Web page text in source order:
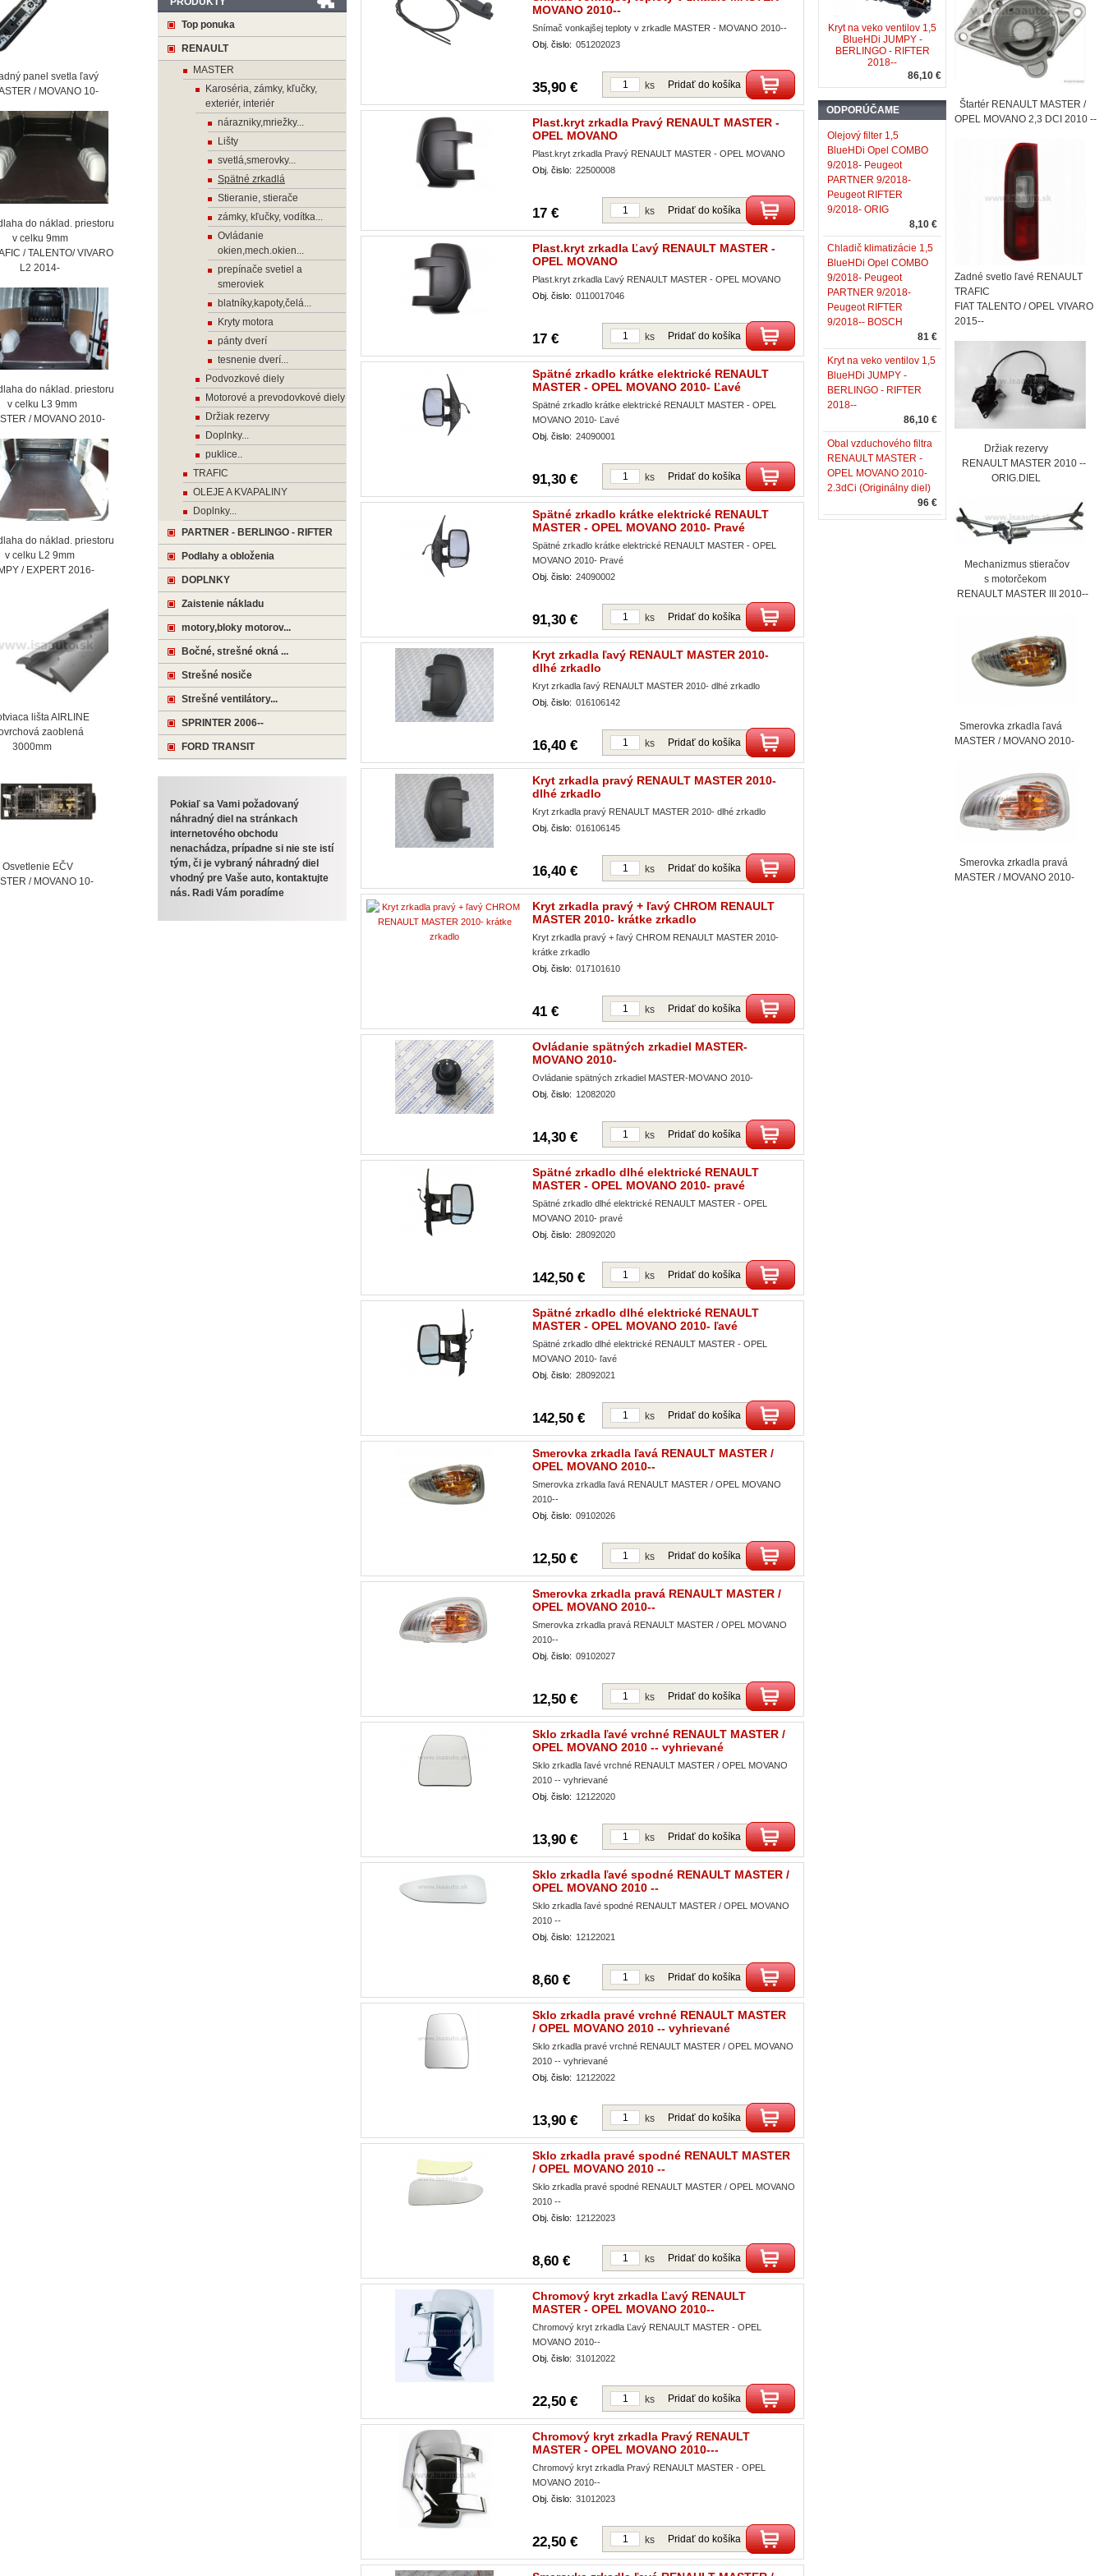
MOVANO 2010--
Snímač vonkajšej teploty v zrkadle MASTER - MOVANO 2010--
Obj. čislo: 051202023
35,90 € Pridať do košíka
ks
Plast.kryt zrkadla Pravý RENAULT MASTER -
OPEL MOVANO
Plast.kryt zrkadla Pravý RENAULT MASTER - OPEL MOVANO
Obj. čislo: 22500008
17 € Pridať do košíka
ks
Plast.kryt zrkadla Ľavý RENAULT MASTER -
OPEL MOVANO
Plast.kryt zrkadla Ľavý RENAULT MASTER - OPEL MOVANO
Obj. čislo: 0110017046
17 € Pridať do košíka
ks
Spätné zrkadlo krátke elektrické RENAULT
MASTER - OPEL MOVANO 2010- Ľavé
Spätné zrkadlo krátke elektrické RENAULT MASTER - OPEL
MOVANO 2010- Ľavé
Obj. čislo: 24090001
91,30 € Pridať do košíka
ks
Spätné zrkadlo krátke elektrické RENAULT
MASTER - OPEL MOVANO 2010- Pravé
Spätné zrkadlo krátke elektrické RENAULT MASTER - OPEL
MOVANO 2010- Pravé
Obj. čislo: 24090002
91,30 € Pridať do košíka
ks
Kryt zrkadla ľavý RENAULT MASTER 2010-
dlhé zrkadlo
Kryt zrkadla ľavý RENAULT MASTER 2010- dlhé zrkadlo
Obj. čislo: 016106142
16,40 € Pridať do košíka
ks
Kryt zrkadla pravý RENAULT MASTER 2010-
dlhé zrkadlo
Kryt zrkadla pravý RENAULT MASTER 2010- dlhé zrkadlo
Obj. čislo: 016106145
16,40 € Pridať do košíka
ks
Kryt zrkadla pravý + ľavý CHROM RENAULT
MASTER 2010- krátke zrkadlo
Kryt zrkadla pravý + ľavý CHROM RENAULT MASTER 2010-
krátke zrkadlo
Obj. čislo: 017101610
41 € Pridať do košíka
ks
Ovládanie spätných zrkadiel MASTER-
MOVANO 2010-
Ovládanie spätných zrkadiel MASTER-MOVANO 2010-
Obj. čislo: 12082020
14,30 € Pridať do košíka
ks
Spätné zrkadlo dlhé elektrické RENAULT
MASTER - OPEL MOVANO 2010- pravé
Spätné zrkadlo dlhé elektrické RENAULT MASTER - OPEL
MOVANO 2010- pravé
Obj. čislo: 28092020
142,50 € Pridať do košíka
ks
Spätné zrkadlo dlhé elektrické RENAULT
MASTER - OPEL MOVANO 2010- ľavé
Spätné zrkadlo dlhé elektrické RENAULT MASTER - OPEL
MOVANO 2010- ľavé
Obj. čislo: 28092021
142,50 € Pridať do košíka
ks
Smerovka zrkadla ľavá RENAULT MASTER /
OPEL MOVANO 2010--
Smerovka zrkadla ľavá RENAULT MASTER / OPEL MOVANO
2010--
Obj. čislo: 09102026
12,50 € Pridať do košíka
ks
Smerovka zrkadla pravá RENAULT MASTER /
OPEL MOVANO 2010--
Smerovka zrkadla pravá RENAULT MASTER / OPEL MOVANO
2010--
Obj. čislo: 09102027
12,50 € Pridať do košíka
ks
Sklo zrkadla ľavé vrchné RENAULT MASTER /
OPEL MOVANO 2010 -- vyhrievané
Sklo zrkadla ľavé vrchné RENAULT MASTER / OPEL MOVANO
2010 -- vyhrievané
Obj. čislo: 12122020
13,90 € Pridať do košíka
ks
Sklo zrkadla ľavé spodné RENAULT MASTER /
OPEL MOVANO 2010 --
Sklo zrkadla ľavé spodné RENAULT MASTER / OPEL MOVANO
2010 --
Obj. čislo: 12122021
8,60 € Pridať do košíka
ks
Sklo zrkadla pravé vrchné RENAULT MASTER
/ OPEL MOVANO 2010 -- vyhrievané
Sklo zrkadla pravé vrchné RENAULT MASTER / OPEL MOVANO
2010 -- vyhrievané
Obj. čislo: 12122022
13,90 € Pridať do košíka
ks
Sklo zrkadla pravé spodné RENAULT MASTER
/ OPEL MOVANO 2010 --
Sklo zrkadla pravé spodné RENAULT MASTER / OPEL MOVANO
2010 --
Obj. čislo: 12122023
8,60 € Pridať do košíka
ks
Chromový kryt zrkadla Ľavý RENAULT
MASTER - OPEL MOVANO 2010--
Chromový kryt zrkadla Ľavý RENAULT MASTER - OPEL
MOVANO 2010--
Obj. čislo: 31012022
22,50 € Pridať do košíka
ks
Chromový kryt zrkadla Pravý RENAULT
MASTER - OPEL MOVANO 2010---
Chromový kryt zrkadla Pravý RENAULT MASTER - OPEL
MOVANO 2010--
Obj. čislo: 31012023
22,50 € Pridať do košíka
ks
Kryt na veko ventilov 1,5
BlueHDi JUMPY -
BERLINGO - RIFTER
2018--
86,10 €
ODPORÚČAME
Olejový filter 1,5
BlueHDi Opel COMBO
9/2018- Peugeot
PARTNER 9/2018-
Peugeot RIFTER
9/2018- ORIG
8,10 €
Chladič klimatizácie 1,5
BlueHDi Opel COMBO
9/2018- Peugeot
PARTNER 9/2018-
Peugeot RIFTER
9/2018-- BOSCH
81 €
Kryt na veko ventilov 1,5
BlueHDi JUMPY -
BERLINGO - RIFTER
2018--
86,10 €
Obal vzduchového filtra
RENAULT MASTER -
OPEL MOVANO 2010-
2.3dCi (Originálny diel)
96 €
Top ponuka
RENAULT
MASTER
Karoséria, zámky, kľučky,
exteriér, interiér
nárazniky,mriežky...
Lišty
svetlá,smerovky...
Spätné zrkadlá
Stieranie, stierače
zámky, kľučky, vodítka...
Ovládanie
okien,mech.okien...
prepínače svetiel a
smeroviek
blatníky,kapoty,čelá...
Kryty motora
pánty dverí
tesnenie dverí...
Podvozkové diely
Motorové a prevodovkové diely
Držiak rezervy
Doplnky...
puklice..
TRAFIC
OLEJE A KVAPALINY
Doplnky...
PARTNER - BERLINGO - RIFTER
Podlahy a obloženia
DOPLNKY
Zaistenie nákladu
motory,bloky motorov...
Bočné, strešné okná ...
Strešné nosiče
Strešné ventilátory...
SPRINTER 2006--
FORD TRANSIT
Pokiaľ sa Vami požadovaný
náhradný diel na stránkach
internetového obchodu
nenachádza, prípadne si nie ste istí
tým, či je vybraný náhradný diel
vhodný pre Vaše auto, kontaktujte
nás. Radi Vám poradíme
panel svetla ľavý
/ MOVANO 10-
do náklad. priestoru
9mm
/ TALENTO/ VIVARO
2014-
do náklad. priestoru
L3 9mm
/ MOVANO 2010-
do náklad. priestoru
L2 9mm
/ EXPERT 2016-
lišta AIRLINE
zaoblená
EČV
/ MOVANO 10-
Štartér RENAULT MASTER /
OPEL MOVANO 2,3 DCI 2010 --
Zadné svetlo ľavé RENAULT
TRAFIC
FIAT TALENTO / OPEL VIVARO
2015--
Držiak rezervy
RENAULT MASTER 2010 --
ORIG.DIEL
Mechanizmus stieračov
s motorčekom
RENAULT MASTER III 2010--
Smerovka zrkadla ľavá
MASTER / MOVANO 2010-
Smerovka zrkadla pravá
MASTER / MOVANO 2010-